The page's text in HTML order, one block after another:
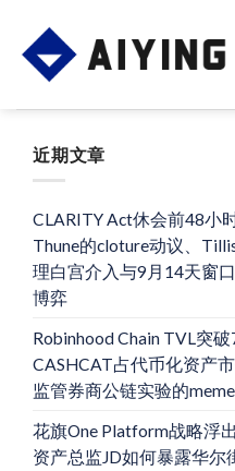
content
近期文章
CLARITY Act休会前48小
Thune的cloture动议、
理白宫介入与9月14天窗
博弈
Robinhood Chain TVL突
CASHCAT占代币化资产
监管券商公链实验的
花旗One Platform战略浮
资产总监JD如何暴露华尔